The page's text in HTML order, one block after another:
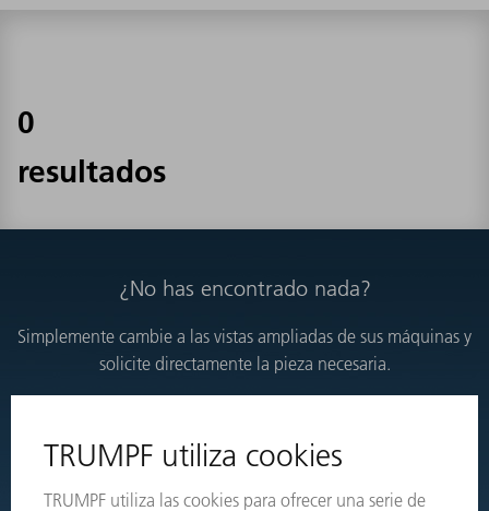
0
resultados
¿No has encontrado nada?
Simplemente cambie a las vistas ampliadas de sus máquinas y
solicite directamente la pieza necesaria.
VISTAS DESARROLLADAS